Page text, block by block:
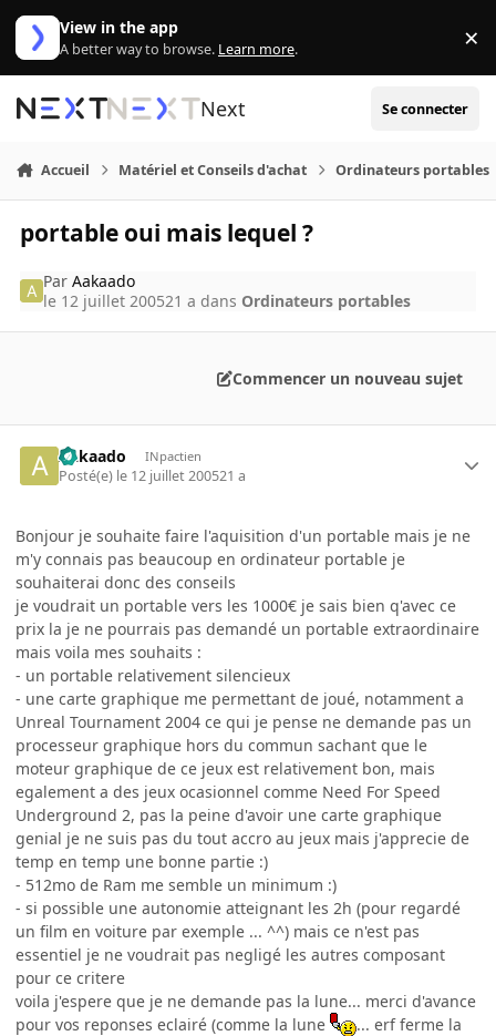
Aller au contenu
View in the app
A better way to browse. Learn more. ×
Next Se connecter
Accueil Matériel et Conseils d'achat Ordinateurs portables
portable oui mais lequel ?
ParAakaado
le 12 juillet 200521 a dans Ordinateurs portables
Commencer un nouveau sujet
Aakaado INpactien
Posté(e) le 12 juillet 200521 a
Bonjour je souhaite faire l'aquisition d'un portable mais je ne
m'y connais pas beaucoup en ordinateur portable je
souhaiterai donc des conseils
je voudrait un portable vers les 1000€ je sais bien q'avec ce
prix la je ne pourrais pas demandé un portable extraordinaire
mais voila mes souhaits :
- un portable relativement silencieux
- une carte graphique me permettant de joué, notamment a
Unreal Tournament 2004 ce qui je pense ne demande pas un
processeur graphique hors du commun sachant que le
moteur graphique de ce jeux est relativement bon, mais
egalement a des jeux ocasionnel comme Need For Speed
Underground 2, pas la peine d'avoir une carte graphique
genial je ne suis pas du tout accro au jeux mais j'apprecie de
temp en temp une bonne partie :)
- 512mo de Ram me semble un minimum :)
- si possible une autonomie atteignant les 2h (pour regardé
un film en voiture par exemple ... ^^) mais ce n'est pas
essentiel je ne voudrait pas negligé les autres composant
pour ce critere
voila j'espere que je ne demande pas la lune... merci d'avance
pour vos reponses eclairé (comme la lune
... erf ferme la